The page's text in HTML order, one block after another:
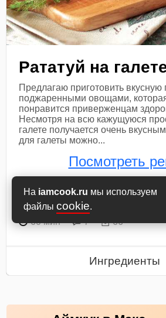
На iamcook.ru мы используем
файлы cookie.
Рататуй на
Предлагаю приготовить вкусную
поджаренными овощами,
понравится приверженцам
Несмотря на всю кажущуюся
галете получается очень
для галеты можно...
Посмотреть
В книгу рецептов В
60 мин 7 66
Ингредиенты